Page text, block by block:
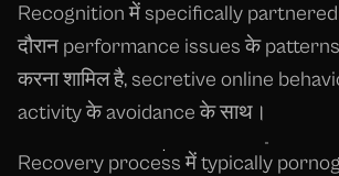
Recognition में specifically
दौरान performance issues के
करना शामिल है, secretive online
activity के avoidance के साथ।
Recovery process में typically